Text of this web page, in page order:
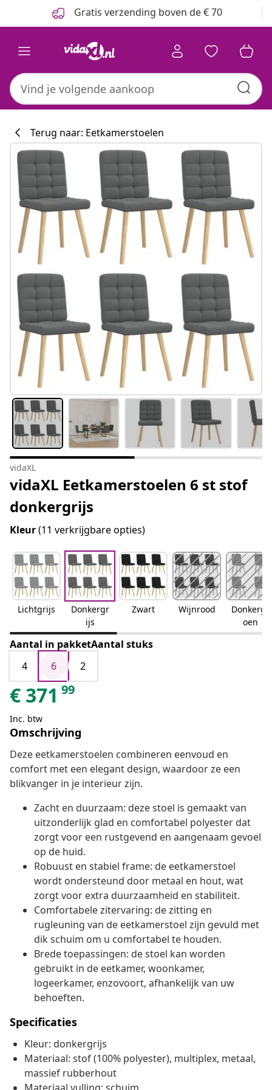
Gratis verzending boven de € 70
Terug naar: Eetkamerstoelen
vidaXL
vidaXL Eetkamerstoelen 6 st stof
donkergrijs
Kleur(11 verkrijgbare opties)
Lichtgrijs
Donkergr
ijs
Zwart Wijnrood
Donkergr
oen
Aantal in pakketAantal stuks
4
6 2
€ 371 99
Inc. btw
Omschrijving
Deze eetkamerstoelen combineren eenvoud en
comfort met een elegant design, waardoor ze een
blikvanger in je interieur zijn.
Zacht en duurzaam: deze stoel is gemaakt van
uitzonderlijk glad en comfortabel polyester dat
zorgt voor een rustgevend en aangenaam gevoel
op de huid.
Robuust en stabiel frame: de eetkamerstoel
wordt ondersteund door metaal en hout, wat
zorgt voor extra duurzaamheid en stabiliteit.
Comfortabele zitervaring: de zitting en
rugleuning van de eetkamerstoel zijn gevuld met
dik schuim om u comfortabel te houden.
Brede toepassingen: de stoel kan worden
gebruikt in de eetkamer, woonkamer,
logeerkamer, enzovoort, afhankelijk van uw
behoeften.
Specificaties
Kleur: donkergrijs
Materiaal: stof (100% polyester), multiplex, metaal,
massief rubberhout